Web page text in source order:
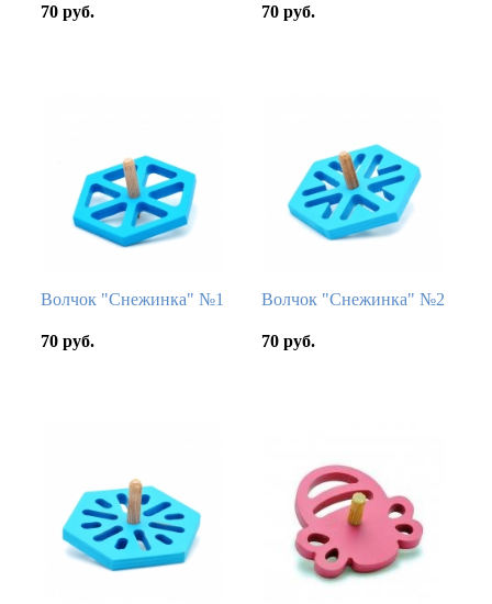
70 руб.
70 руб.
Волчок "Снежинка" №1
70 руб.
Волчок "Снежинка" №2
70 руб.